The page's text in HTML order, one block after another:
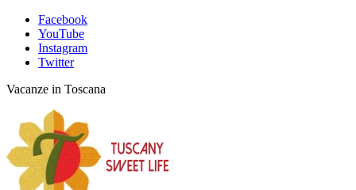
Facebook
YouTube
Instagram
Twitter
Vacanze in Toscana